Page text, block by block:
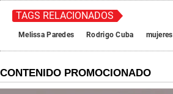
TAGS RELACIONADOS
Melissa Paredes Rodrigo Cuba mujeres